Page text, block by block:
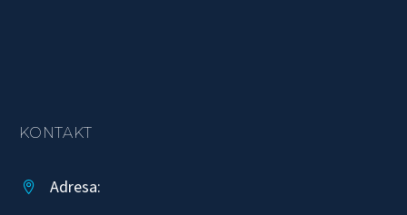
KONTAKT


Adresa: